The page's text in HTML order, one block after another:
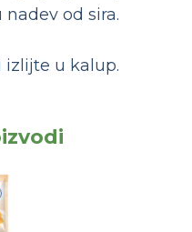
od sira.
izlijte u kalup.